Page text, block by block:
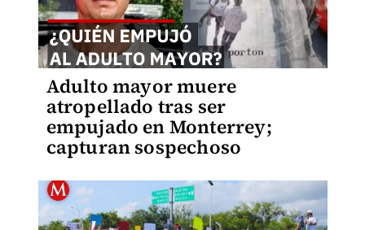
Adulto mayor muere
atropellado tras ser
empujado en Monterrey;
capturan sospechoso